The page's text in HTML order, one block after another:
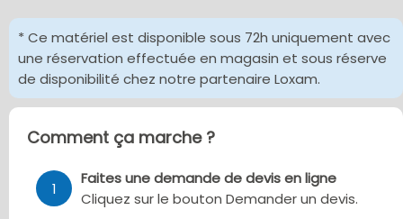
* Ce matériel est disponible sous 72h uniquement avec
une réservation effectuée en magasin et sous réserve
de disponibilité chez notre partenaire Loxam.
Comment ça marche ?
1
Faites une demande de devis en ligne
Cliquez sur le bouton Demander un devis.